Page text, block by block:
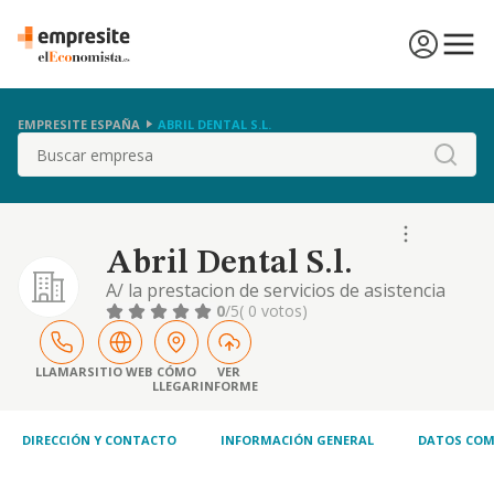
EMPRESITE ESPAÑA ABRIL DENTAL S.L.
Buscar
Abril Dental S.l.
A/ la prestacion de servicios de asistencia
sanitaria en todas sus modalidades,
especialmente de estomatologia y
odontologia, protesicos e higienistas
dentales, laboratorio de analisis clinicos,
rehabilitacion, fisiotera
0/5( 0 votos)
LLAMARSITIO WEB CÓMO
LLEGAR
VER
INFORME
DIRECCIÓN Y CONTACTO INFORMACIÓN GENERAL DATOS